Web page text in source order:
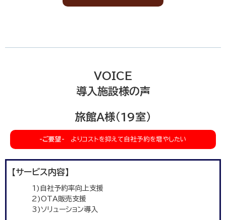
VOICE
導入施設様の声
旅館A様(19室)
-ご要望- よりコストを抑えて自社予約を増やしたい
【サービス内容】
1)自社予約率向上支援
2)OTA販売支援
3)ソリューション導入